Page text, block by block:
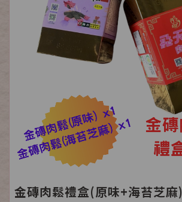
金磚肉鬆禮盒(原味+海苔芝麻)